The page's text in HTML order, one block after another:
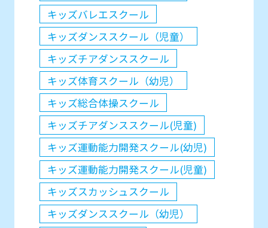
キッズバレエスクール
キッズダンススクール（児童）
キッズチアダンススクール
キッズ体育スクール（幼児）
キッズ総合体操スクール
キッズチアダンススクール(児童)
キッズ運動能力開発スクール(幼児)
キッズ運動能力開発スクール(児童)
キッズスカッシュスクール
キッズダンススクール（幼児）